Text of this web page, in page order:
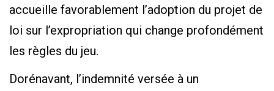
accueille favorablement l’adoption du projet de
loi sur l’expropriation qui change profondément
les règles du jeu.
Dorénavant, l’indemnité versée à un